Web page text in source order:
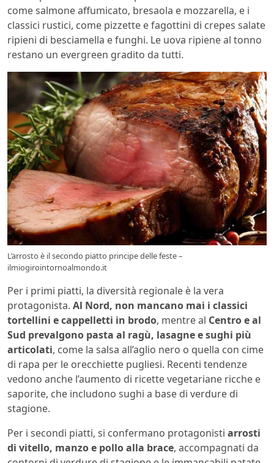
come salmone affumicato, bresaola e mozzarella, e i
classici rustici, come pizzette e fagottini di crepes salate
ripieni di besciamella e funghi. Le uova ripiene al tonno
restano un evergreen gradito da tutti.
L’arrosto è il secondo piatto principe delle feste –
ilmiogirointornoalmondo.it
Per i primi piatti, la diversità regionale è la vera
protagonista. Al Nord, non mancano mai i classici
tortellini e cappelletti in brodo, mentre al Centro e al
Sud prevalgono pasta al ragù, lasagne e sughi più
articolati, come la salsa all’aglio nero o quella con cime
di rapa per le orecchiette pugliesi. Recenti tendenze
vedono anche l’aumento di ricette vegetariane ricche e
saporite, che includono sughi a base di verdure di
stagione.
Per i secondi piatti, si confermano protagonisti arrosti
di vitello, manzo e pollo alla brace, accompagnati da